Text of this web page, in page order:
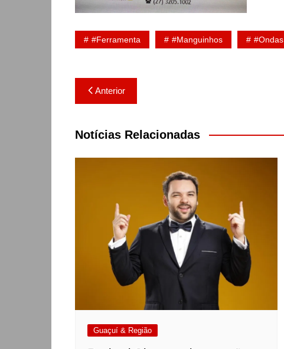
#Ferramenta #Manguinhos #Ondas
Navegação
de
Post
Anterior
Notícias Relacionadas
Guaçuí & Região